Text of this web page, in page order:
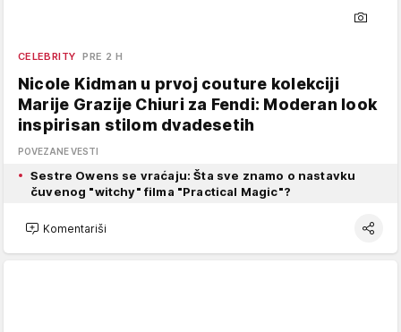
CELEBRITY PRE 2 H
Nicole Kidman u prvoj couture kolekciji
Marije Grazije Chiuri za Fendi: Moderan look
inspirisan stilom dvadesetih
POVEZANE VESTI
Sestre Owens se vraćaju: Šta sve znamo o nastavku
čuvenog "witchy" filma "Practical Magic"?
Komentariši